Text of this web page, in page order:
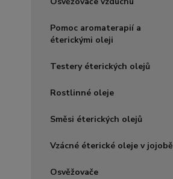
Pomoc aromaterapií a
éterickými oleji
Testery éterických olejů
Rostlinné oleje
Směsi éterických olejů
Vzácné éterické oleje v jojobě
Osvěžovače